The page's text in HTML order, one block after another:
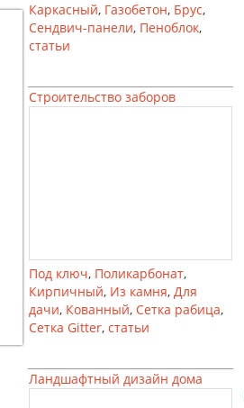
Каркасный, Газобетон, Брус,
Сендвич-панели, Пеноблок,
статьи
Строительство заборов
Под ключ, Поликарбонат,
Кирпичный, Из камня, Для
дачи, Кованный, Сетка рабица,
Сетка Gitter, статьи
Ландшафтный дизайн дома